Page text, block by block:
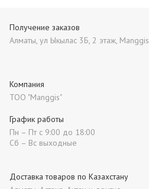
Получение заказов
Алматы, ул Ыкылас 3Б, 2 этаж, Manggis
Компания
ТОО "Manggis"
Доставка товаров по Казахстану
График работы
Пн – Пт с 9:00 до 18:00
Сб – Вс выходные